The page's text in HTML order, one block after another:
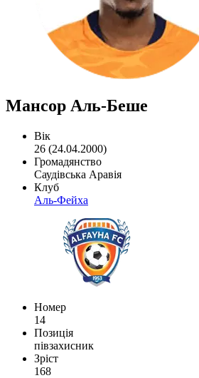
Мансор Аль-Беше
Вік
26 (24.04.2000)
Громадянство
Саудівська Аравія
Клуб
Аль-Фейха
Номер
14
Позиція
півзахисник
Зріст
168